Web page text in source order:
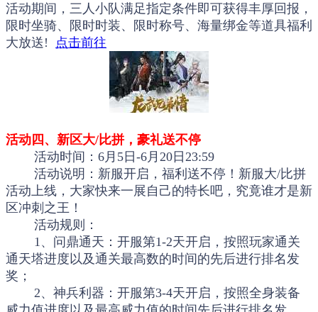
活动期间，三人小队满足指定条件即可获得丰厚回报，
限时坐骑、限时时装、限时称号、海量绑金等道具福利
大放送! 点击前往
活动四、新区大/比拼，豪礼送不停
活动时间：6月5日-6月20日23:59
活动说明：新服开启，福利送不停！新服大/比拼
活动上线，大家快来一展自己的特长吧，究竟谁才是新
区冲刺之王！
活动规则：
1、问鼎通天：开服第1-2天开启，按照玩家通关
通天塔进度以及通关最高数的时间的先后进行排名发
奖；
2、神兵利器：开服第3-4天开启，按照全身装备